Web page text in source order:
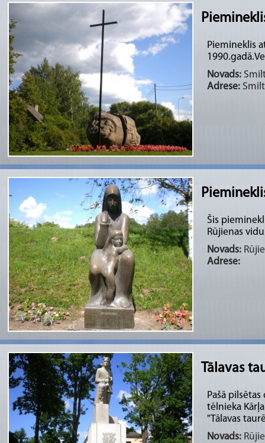
Piemineklis
Novads:
Adrese:
Šis
Rūjienas
Novads:
Adrese:
Tālavas
Pašā
tēlnieka
"Tālavas
Novads: